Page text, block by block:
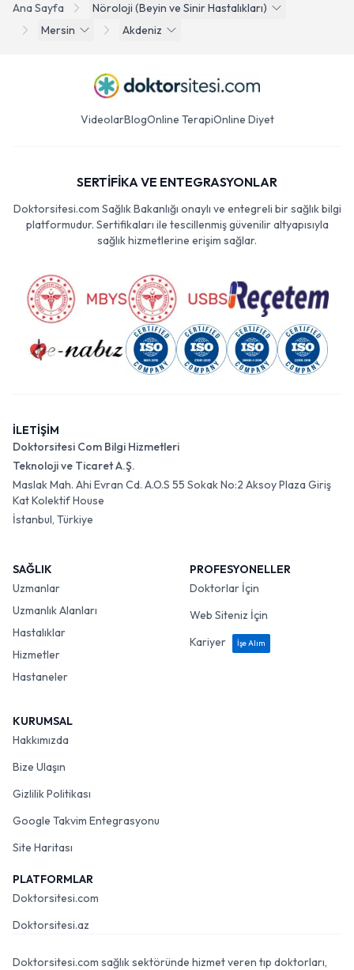
Ana Sayfa
Nöroloji (Beyin ve Sinir Hastalıkları)
Mersin
Akdeniz
VideolarBlogOnline TerapiOnline Diyet
SERTİFİKA VE ENTEGRASYONLAR
Doktorsitesi.com Sağlık Bakanlığı onaylı ve entegreli bir sağlık bilgi
platformudur. Sertifikaları ile tescillenmiş güvenilir altyapısıyla
sağlık hizmetlerine erişim sağlar.
İLETİŞİM
Doktorsitesi Com Bilgi Hizmetleri
Teknoloji ve Ticaret A.Ş.
Maslak Mah. Ahi Evran Cd. A.O.S 55 Sokak No:2 Aksoy Plaza Giriş
Kat Kolektif House
İstanbul, Türkiye
SAĞLIK
Uzmanlar
Uzmanlık Alanları
Hastalıklar
Hizmetler
Hastaneler
PROFESYONELLER
Doktorlar İçin
Web Siteniz İçin
Kariyer
İşe Alım
KURUMSAL
Hakkımızda
Bize Ulaşın
Gizlilik Politikası
Google Takvim Entegrasyonu
Site Haritası
PLATFORMLAR
Doktorsitesi.com
Doktorsitesi.az
Doktorsitesi.com sağlık sektöründe hizmet veren tıp doktorları,